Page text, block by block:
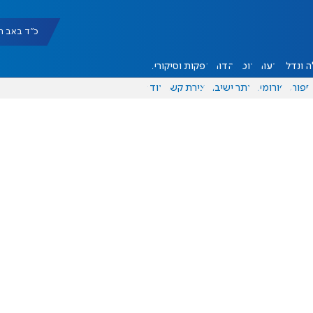
כ"ד באב תשפ"ו
ונדל"ן דעות אוכל יהדות הפקות וסיקורים
ספורט פורומים אתר ישיבה יצירת קשר עוד